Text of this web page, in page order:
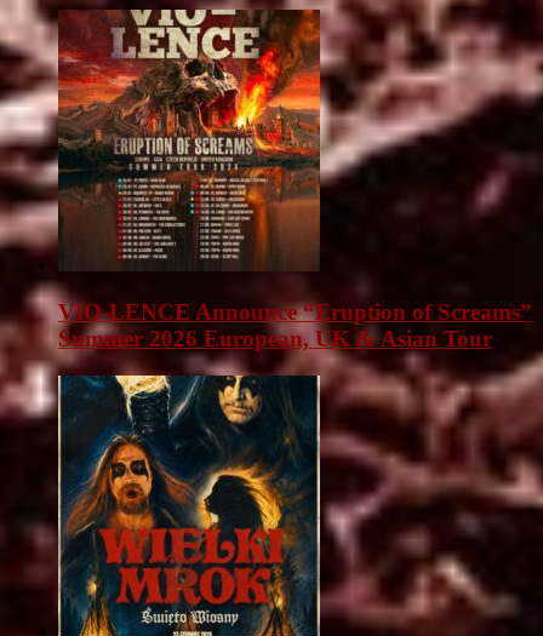
VIO-LENCE Announce “Eruption of Screams”
Summer 2026 European, UK & Asian Tour